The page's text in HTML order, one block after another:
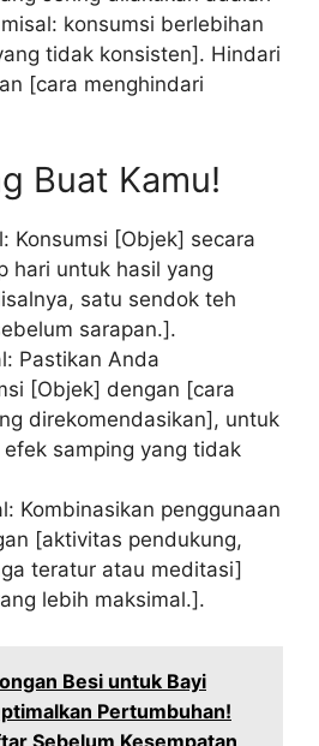
konsumsi berlebihan
tidak konsisten]. Hindari
[cara menghindari
Buat Kamu!
Konsumsi [Objek] secara
hari untuk hasil yang
satu sendok teh
sarapan.].
Pastikan Anda
[Objek] dengan [cara
direkomendasikan], untuk
samping yang tidak
Kombinasikan penggunaan
[aktivitas pendukung,
teratur atau meditasi]
lebih maksimal.].
Besi untuk Bayi
Pertumbuhan!
Sebelum Kesempatan